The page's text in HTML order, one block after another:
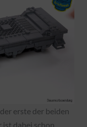
erste der beiden
dabei schon